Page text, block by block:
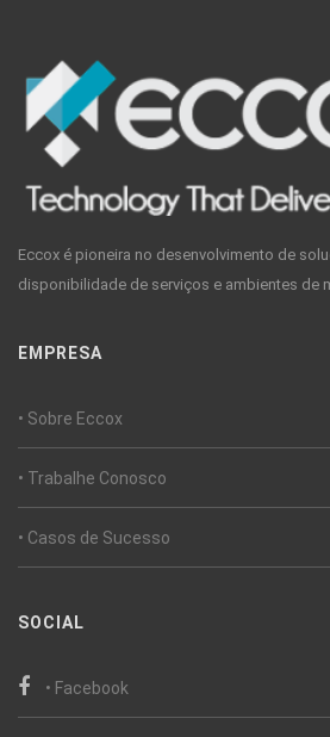
Eccox é pioneira no desenvolvimento de
disponibilidade de serviços e ambientes de
EMPRESA
• Sobre Eccox
• Trabalhe Conosco
• Casos de Sucesso
SOCIAL
• Facebook